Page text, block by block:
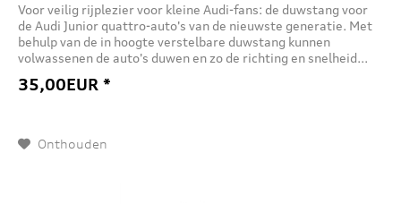
Voor veilig rijplezier voor kleine Audi-fans: de duwstang voor
de Audi Junior quattro-auto's van de nieuwste generatie. Met
behulp van de in hoogte verstelbare duwstang kunnen
volwassenen de auto's duwen en zo de richting en snelheid...
35,00EUR *
Onthouden